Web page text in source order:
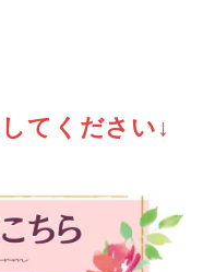
てください↓